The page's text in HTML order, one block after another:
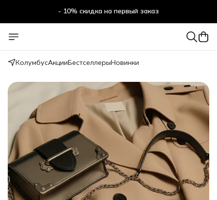
- 10% скидка на первый заказ
КолумбусАкцииБестселлерыНовинки